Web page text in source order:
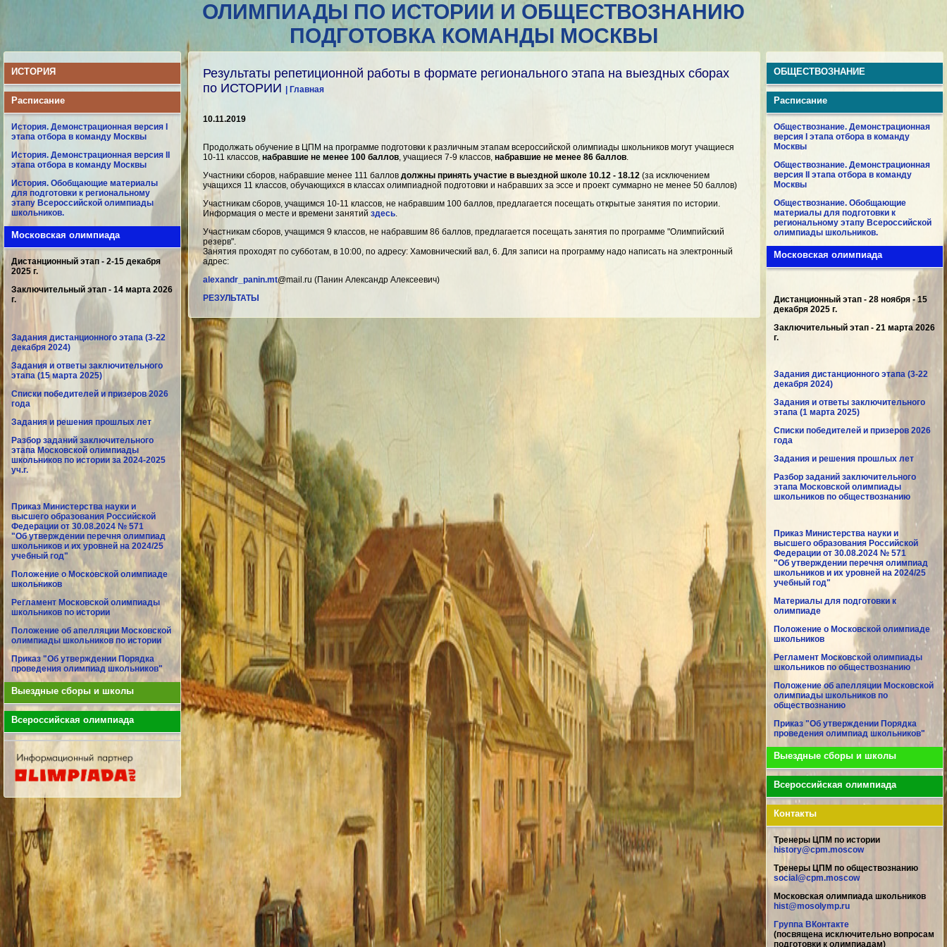
ОЛИМПИАДЫ ПО ИСТОРИИ И ОБЩЕСТВОЗНАНИЮ
ПОДГОТОВКА КОМАНДЫ МОСКВЫ
ИСТОРИЯ
Расписание
История. Демонстрационная версия I
этапа отбора в команду Москвы
История. Демонстрационная версия II
этапа отбора в команду Москвы
История. Обобщающие материалы
для подготовки к региональному
этапу Всероссийской олимпиады
школьников.
Московская олимпиада
Дистанционный этап - 2-15 декабря
2025 г.
Заключительный этап - 14 марта 2026
г.
Задания дистанционного этапа (3-22
декабря 2024)
Задания и ответы заключительного
этапа (15 марта 2025)
Списки победителей и призеров 2026
года
Задания и решения прошлых лет
Разбор заданий заключительного
этапа Московской олимпиады
школьников по истории за 2024-2025
уч.г.
Приказ Министерства науки и
высшего образования Российской
Федерации от 30.08.2024 № 571
"Об утверждении перечня олимпиад
школьников и их уровней на 2024/25
учебный год"
Положение о Московской олимпиаде
школьников
Регламент Московской олимпиады
школьников по истории
Положение об апелляции Московской
олимпиады школьников по истории
Приказ "Об утверждении Порядка
проведения олимпиад школьников"
Выездные сборы и школы
Всероссийская олимпиада
Результаты репетиционной работы в формате регионального этапа на выездных сборах
по ИСТОРИИ
| Главная
10.11.2019
Продолжать обучение в ЦПМ на программе подготовки к различным этапам всероссийской олимпиады школьников могут учащиеся
10-11 классов, набравшие не менее 100 баллов, учащиеся 7-9 классов, набравшие не менее 86 баллов.
Участники сборов, набравшие менее 111 баллов должны принять участие в выездной школе 10.12 - 18.12 (за исключением
учащихся 11 классов, обучающихся в классах олимпиадной подготовки и набравших за эссе и проект суммарно не менее 50 баллов)
Участникам сборов, учащимся 10-11 классов, не набравшим 100 баллов, предлагается посещать открытые занятия по истории.
Информация о месте и времени занятий здесь.
Участникам сборов, учащимся 9 классов, не набравшим 86 баллов, предлагается посещать занятия по программе "Олимпийский
резерв".
Занятия проходят по субботам, в 10:00, по адресу: Хамовнический вал, 6. Для записи на программу надо написать на электронный
адрес:
alexandr_panin.mt@mail.ru (Панин Александр Алексеевич)
РЕЗУЛЬТАТЫ
ОБЩЕСТВОЗНАНИЕ
Расписание
Обществознание. Демонстрационная
версия I этапа отбора в команду
Москвы
Обществознание. Демонстрационная
версия II этапа отбора в команду
Москвы
Обществознание. Обобщающие
материалы для подготовки к
региональному этапу Всероссийской
олимпиады школьников.
Московская олимпиада
Дистанционный этап - 28 ноября - 15
декабря 2025 г.
Заключительный этап - 21 марта 2026
г.
Задания дистанционного этапа (3-22
декабря 2024)
Задания и ответы заключительного
этапа (1 марта 2025)
Списки победителей и призеров 2026
года
Задания и решения прошлых лет
Разбор заданий заключительного
этапа Московской олимпиады
школьников по обществознанию
Приказ Министерства науки и
высшего образования Российской
Федерации от 30.08.2024 № 571
"Об утверждении перечня олимпиад
школьников и их уровней на 2024/25
учебный год"
Материалы для подготовки к
олимпиаде
Положение о Московской олимпиаде
школьников
Регламент Московской олимпиады
школьников по обществознанию
Положение об апелляции Московской
олимпиады школьников по
обществознанию
Приказ "Об утверждении Порядка
проведения олимпиад школьников"
Выездные сборы и школы
Всероссийская олимпиада
Контакты
Тренеры ЦПМ по истории
history@cpm.moscow
Тренеры ЦПМ по обществознанию
social@cpm.moscow
Московская олимпиада школьников
hist@mosolymp.ru
Группа ВКонтакте
(посвящена исключительно вопросам
подготовки к олимпиадам)